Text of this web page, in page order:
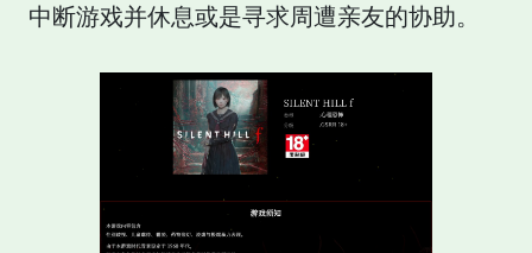
中断游戏并休息或是寻求周遭亲友的协助。